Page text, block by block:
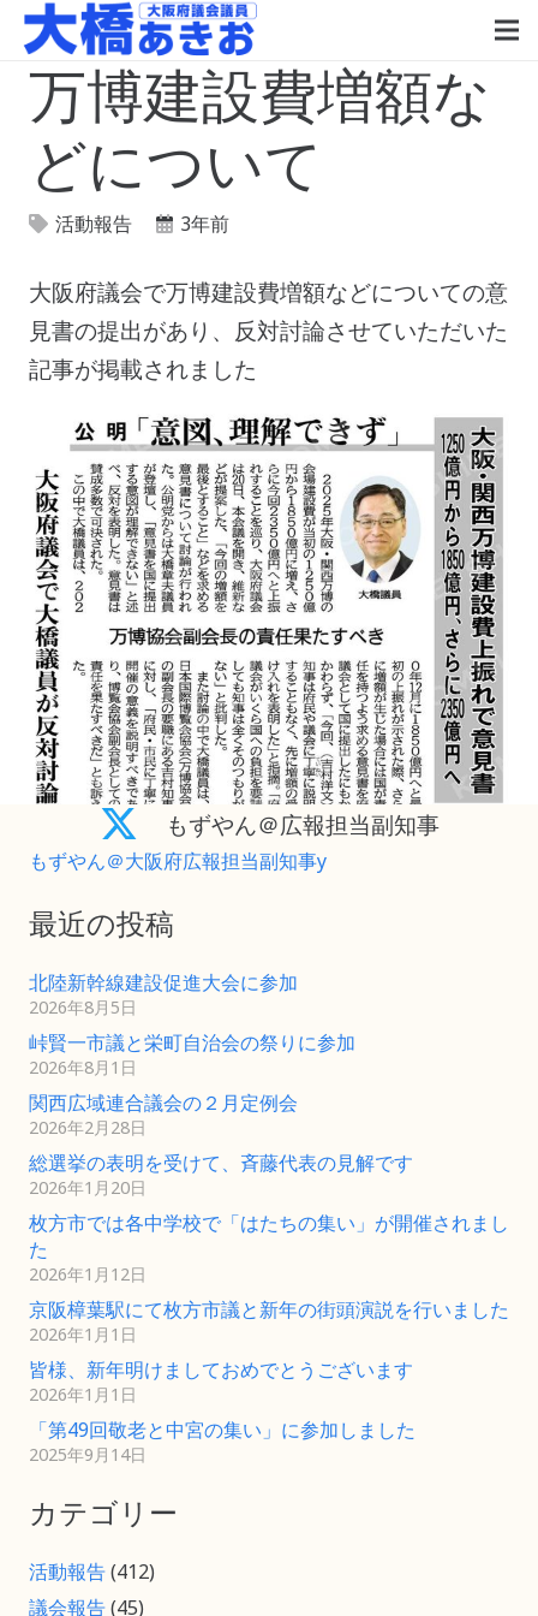
万博建設費増額な
どについて
活動報告 3年前
大阪府議会で万博建設費増額などについての意
見書の提出があり、反対討論させていただいた
記事が掲載されました
もずやん＠広報担当副知事
もずやん＠大阪府広報担当副知事y
最近の投稿
北陸新幹線建設促進大会に参加
2026年8月5日
峠賢一市議と栄町自治会の祭りに参加
2026年8月1日
関西広域連合議会の２月定例会
2026年2月28日
総選挙の表明を受けて、斉藤代表の見解です
2026年1月20日
枚方市では各中学校で「はたちの集い」が開催されまし
た
2026年1月12日
京阪樟葉駅にて枚方市議と新年の街頭演説を行いました
2026年1月1日
皆様、新年明けましておめでとうございます
2026年1月1日
「第49回敬老と中宮の集い」に参加しました
2025年9月14日
カテゴリー
活動報告(412)
議会報告(45)